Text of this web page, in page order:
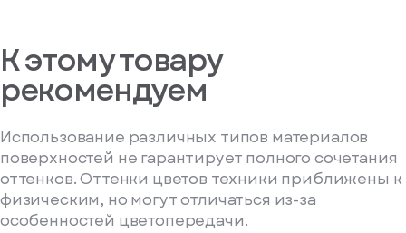
К этому товару
рекомендуем
Использование различных типов материалов
поверхностей не гарантирует полного сочетания
оттенков. Оттенки цветов техники приближены к
физическим, но могут отличаться из-за
особенностей цветопередачи.